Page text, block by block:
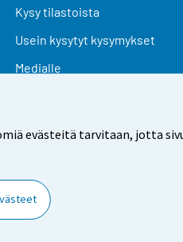
evästeitä tarvitaan, jotta
Kysy tilastoista
Usein kysytyt kysymykset
Medialle
Palaute